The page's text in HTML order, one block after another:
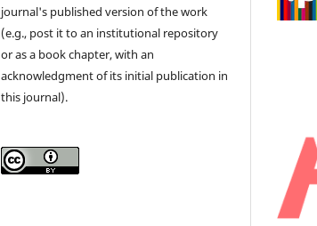
journal's published version of the work
(e.g., post it to an institutional repository
or as a book chapter, with an
acknowledgment of its initial publication in
this journal).